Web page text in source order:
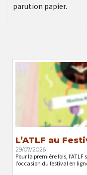
parution papier.
L’ATLF au
29/07/2026
Pour la première fois, l’ATLF
l’occasion du festival en